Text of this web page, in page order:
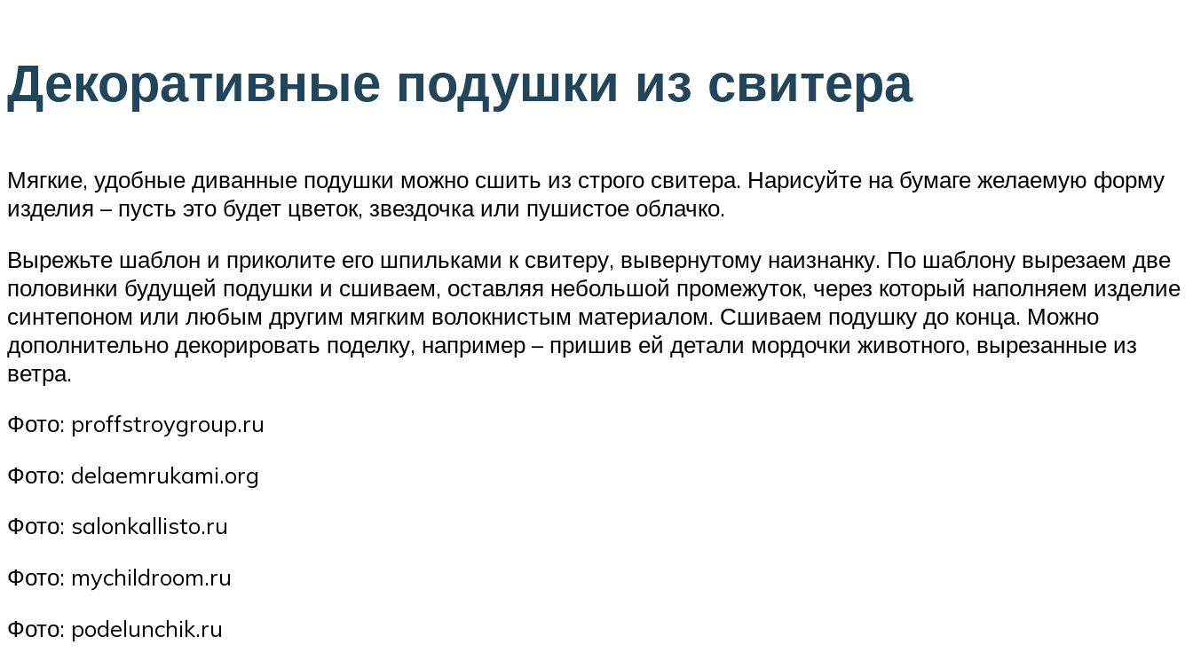
Декоративные подушки из свитера
Мягкие, удобные диванные подушки можно сшить из строго свитера. Нарисуйте на бумаге желаемую форму
изделия – пусть это будет цветок, звездочка или пушистое облачко.
Вырежьте шаблон и приколите его шпильками к свитеру, вывернутому наизнанку. По шаблону вырезаем две
половинки будущей подушки и сшиваем, оставляя небольшой промежуток, через который наполняем изделие
синтепоном или любым другим мягким волокнистым материалом. Сшиваем подушку до конца. Можно
дополнительно декорировать поделку, например – пришив ей детали мордочки животного, вырезанные из
ветра.
Фото: proffstroygroup.ru
Фото: delaemrukami.org
Фото: salonkallisto.ru
Фото: mychildroom.ru
Фото: podelunchik.ru